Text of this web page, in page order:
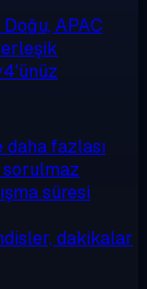
APAC
daha fazlası
sorulmaz
süresi
dakikalar